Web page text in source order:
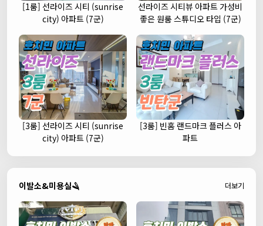
[1룸] 선라이즈 시티 (sunrise
city) 아파트 (7군)
선라이즈 시티뷰 아파트 가성비
좋은 원룸 스튜디오 타입 (7군)
[3룸] 선라이즈 시티 (sunrise
city) 아파트 (7군)
[3룸] 빈홈 랜드마크 플러스 아
파트
이발소&미용실🪒 더보기